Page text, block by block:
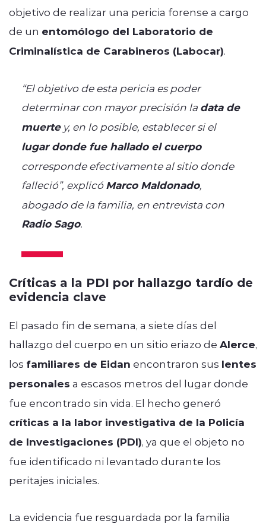
objetivo de realizar una pericia forense a cargo
de un entomólogo del Laboratorio de
Criminalística de Carabineros (Labocar).
“El objetivo de esta pericia es poder
determinar con mayor precisión la data de
muertey, en lo posible, establecer si el
lugar donde fue hallado el cuerpo
corresponde efectivamente al sitio donde
falleció”, explicóMarco Maldonado,
abogado de la familia, en entrevista con
Radio Sago.
Críticas a la PDI por hallazgo tardío de
evidencia clave
El pasado fin de semana, a siete días del
hallazgo del cuerpo en un sitio eriazo de Alerce,
los familiares de Eidan encontraron sus lentes
personales a escasos metros del lugar donde
fue encontrado sin vida. El hecho generó
críticas a la labor investigativa de la Policía
de Investigaciones (PDI), ya que el objeto no
fue identificado ni levantado durante los
peritajes iniciales.
La evidencia fue resguardada por la familia